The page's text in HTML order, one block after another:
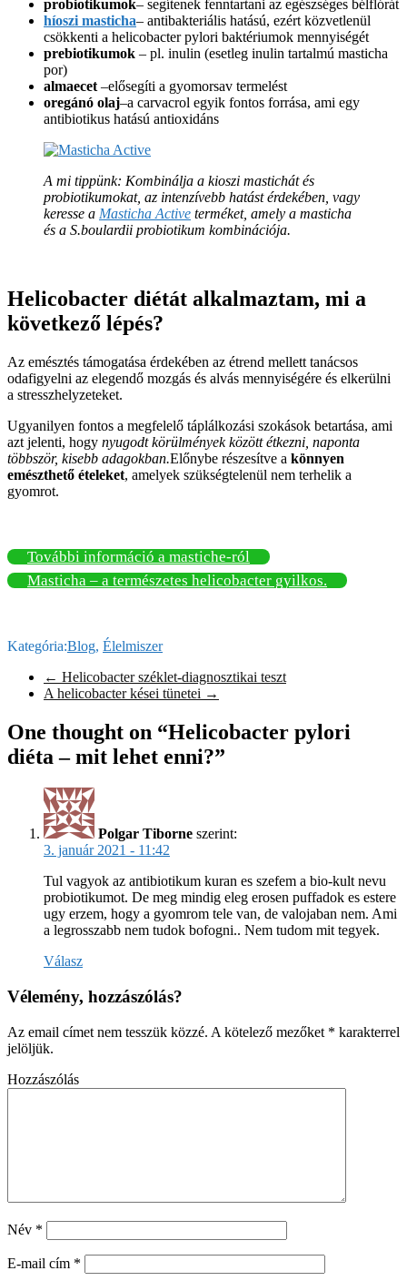
probiotikumok– segítenek fenntartani az egészséges bélflórát
híoszi masticha– antibakteriális hatású, ezért közvetlenül
csökkenti a helicobacter pylori baktériumok mennyiségét
prebiotikumok – pl. inulin (esetleg inulin tartalmú masticha
por)
almaecet –elősegíti a gyomorsav termelést
oregánó olaj–a carvacrol egyik fontos forrása, ami egy
antibiotikus hatású antioxidáns
A mi tippünk: Kombinálja a kioszi mastichát és
probiotikumokat, az intenzívebb hatást érdekében, vagy
keresse a Masticha Active terméket, amely a masticha
és a S.boulardii probiotikum kombinációja.
Helicobacter diétát alkalmaztam, mi a
következő lépés?
Az emésztés támogatása érdekében az étrend mellett tanácsos
odafigyelni az elegendő mozgás és alvás mennyiségére és elkerülni
a stresszhelyzeteket.
Ugyanilyen fontos a megfelelő táplálkozási szokások betartása, ami
azt jelenti, hogy nyugodt körülmények között étkezni, naponta
többször, kisebb adagokban.Előnybe részesítve a könnyen
emészthető ételeket, amelyek szükségtelenül nem terhelik a
gyomrot.
További információ a mastiche-ról
Masticha – a természetes helicobacter gyilkos.
Kategória:Blog, Élelmiszer
← Helicobacter széklet-diagnosztikai teszt
A helicobacter kései tünetei →
One thought on “Helicobacter pylori
diéta – mit lehet enni?”
Polgar Tiborne szerint:
3. január 2021 - 11:42
Tul vagyok az antibiotikum kuran es szefem a bio-kult nevu
probiotikumot. De meg mindig eleg erosen puffadok es estere
ugy erzem, hogy a gyomrom tele van, de valojaban nem. Ami
a legrosszabb nem tudok bofogni.. Nem tudom mit tegyek.
Válasz
Vélemény, hozzászólás?
Az email címet nem tesszük közzé. A kötelező mezőket * karakterrel
jelöljük.
Hozzászólás
Név *
E-mail cím *